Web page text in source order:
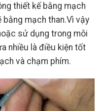
thiết kế bằng mạch
mạch than.Vì vậy
sử dụng trong môi
nhiều là điều kiện tốt
và chạm phím.